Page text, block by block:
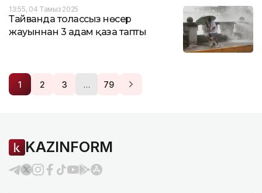
13:55, 04 Тамыз 2025
Тайванда толассыз нөсер
жауыннан 3 адам қаза тапты
1 2 3 … 79
KAZINFORM